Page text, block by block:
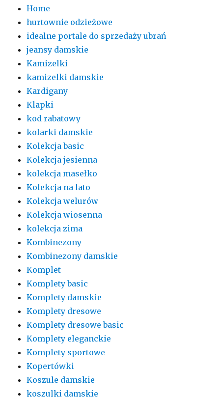
Home
hurtownie odzieżowe
idealne portale do sprzedaży ubrań
jeansy damskie
Kamizelki
kamizelki damskie
Kardigany
Klapki
kod rabatowy
kolarki damskie
Kolekcja basic
Kolekcja jesienna
kolekcja masełko
Kolekcja na lato
Kolekcja welurów
Kolekcja wiosenna
kolekcja zima
Kombinezony
Kombinezony damskie
Komplet
Komplety basic
Komplety damskie
Komplety dresowe
Komplety dresowe basic
Komplety eleganckie
Komplety sportowe
Kopertówki
Koszule damskie
koszulki damskie